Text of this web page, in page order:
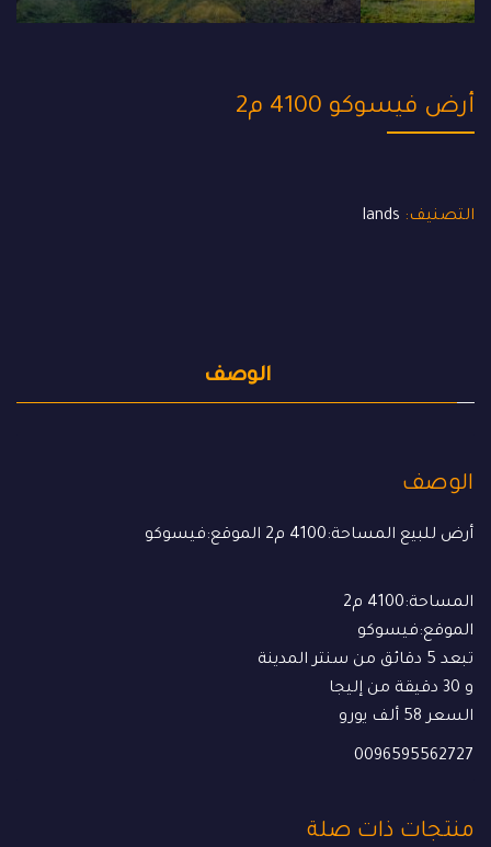
أرض فيسوكو 4100 م2
التصنيف: lands
الوصف
الوصف
️أرض للبيع المساحة:4100 م2 الموقع:فيسوكو
️المساحة:4100 م2
الموقع:فيسوكو
️تبعد 5 دقائق من سنتر المدينة
و 30 دقيقة من إليجا
️السعر 58 ألف يورو
0096595562727
منتجات ذات صلة